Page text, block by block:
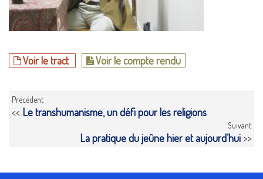
Voir le tract Voir le compte rendu
Précédent
<< Le transhumanisme, un défi pour les religions
Suivant
La pratique du jeûne hier et aujourd’hui >>